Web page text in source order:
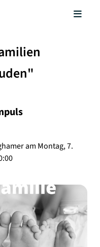
am Montag, 7.